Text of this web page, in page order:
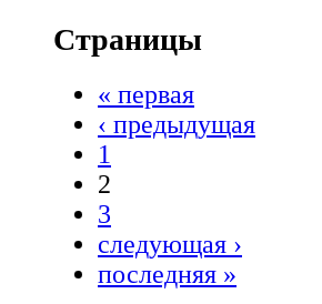
Страницы
« первая
‹ предыдущая
1
2
3
следующая ›
последняя »